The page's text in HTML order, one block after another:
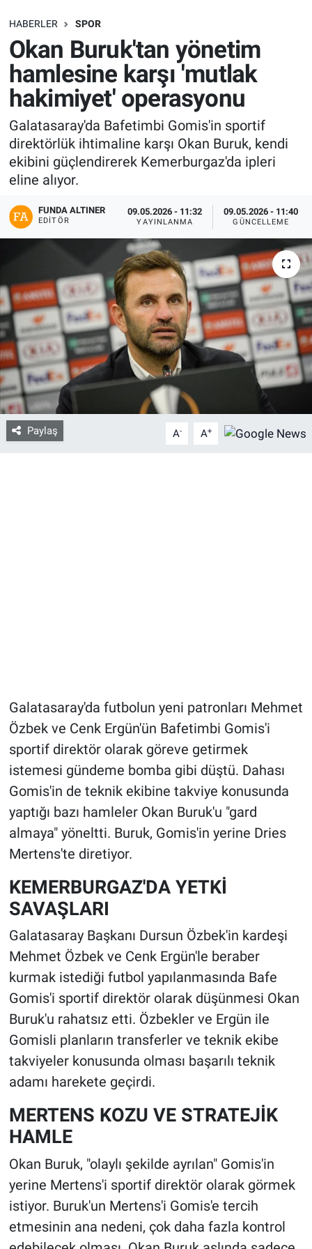
HABERLER SPOR
Okan Buruk'tan yönetim
hamlesine karşı 'mutlak
hakimiyet' operasyonu
Galatasaray'da Bafetimbi Gomis'in sportif
direktörlük ihtimaline karşı Okan Buruk, kendi
ekibini güçlendirerek Kemerburgaz'da ipleri
eline alıyor.
FUNDA ALTINER
EDITÖR
09.05.2026 - 11:32
YAYINLANMA
09.05.2026 - 11:40
GÜNCELLEME
Paylaş A- A+
Galatasaray'da futbolun yeni patronları Mehmet
Özbek ve Cenk Ergün'ün Bafetimbi Gomis'i
sportif direktör olarak göreve getirmek
istemesi gündeme bomba gibi düştü. Dahası
Gomis'in de teknik ekibine takviye konusunda
yaptığı bazı hamleler Okan Buruk'u "gard
almaya" yöneltti. Buruk, Gomis'in yerine Dries
Mertens'te diretiyor.
KEMERBURGAZ'DA YETKİ
SAVAŞLARI
Galatasaray Başkanı Dursun Özbek'in kardeşi
Mehmet Özbek ve Cenk Ergün'le beraber
kurmak istediği futbol yapılanmasında Bafe
Gomis'i sportif direktör olarak düşünmesi Okan
Buruk'u rahatsız etti. Özbekler ve Ergün ile
Gomisli planların transferler ve teknik ekibe
takviyeler konusunda olması başarılı teknik
adamı harekete geçirdi.
MERTENS KOZU VE STRATEJİK
HAMLE
Okan Buruk, "olaylı şekilde ayrılan" Gomis'in
yerine Mertens'i sportif direktör olarak görmek
istiyor. Buruk'un Mertens'i Gomis'e tercih
etmesinin ana nedeni, çok daha fazla kontrol
SAĞLIK
EKONOMİ
EĞİTİM
ÖZEL HABER
Keşfet
ASTROLOJİ
MANŞET
RESMİ İLANLAR
İLAN
Bize ulaşın
İletişim/Künye
Yaşam